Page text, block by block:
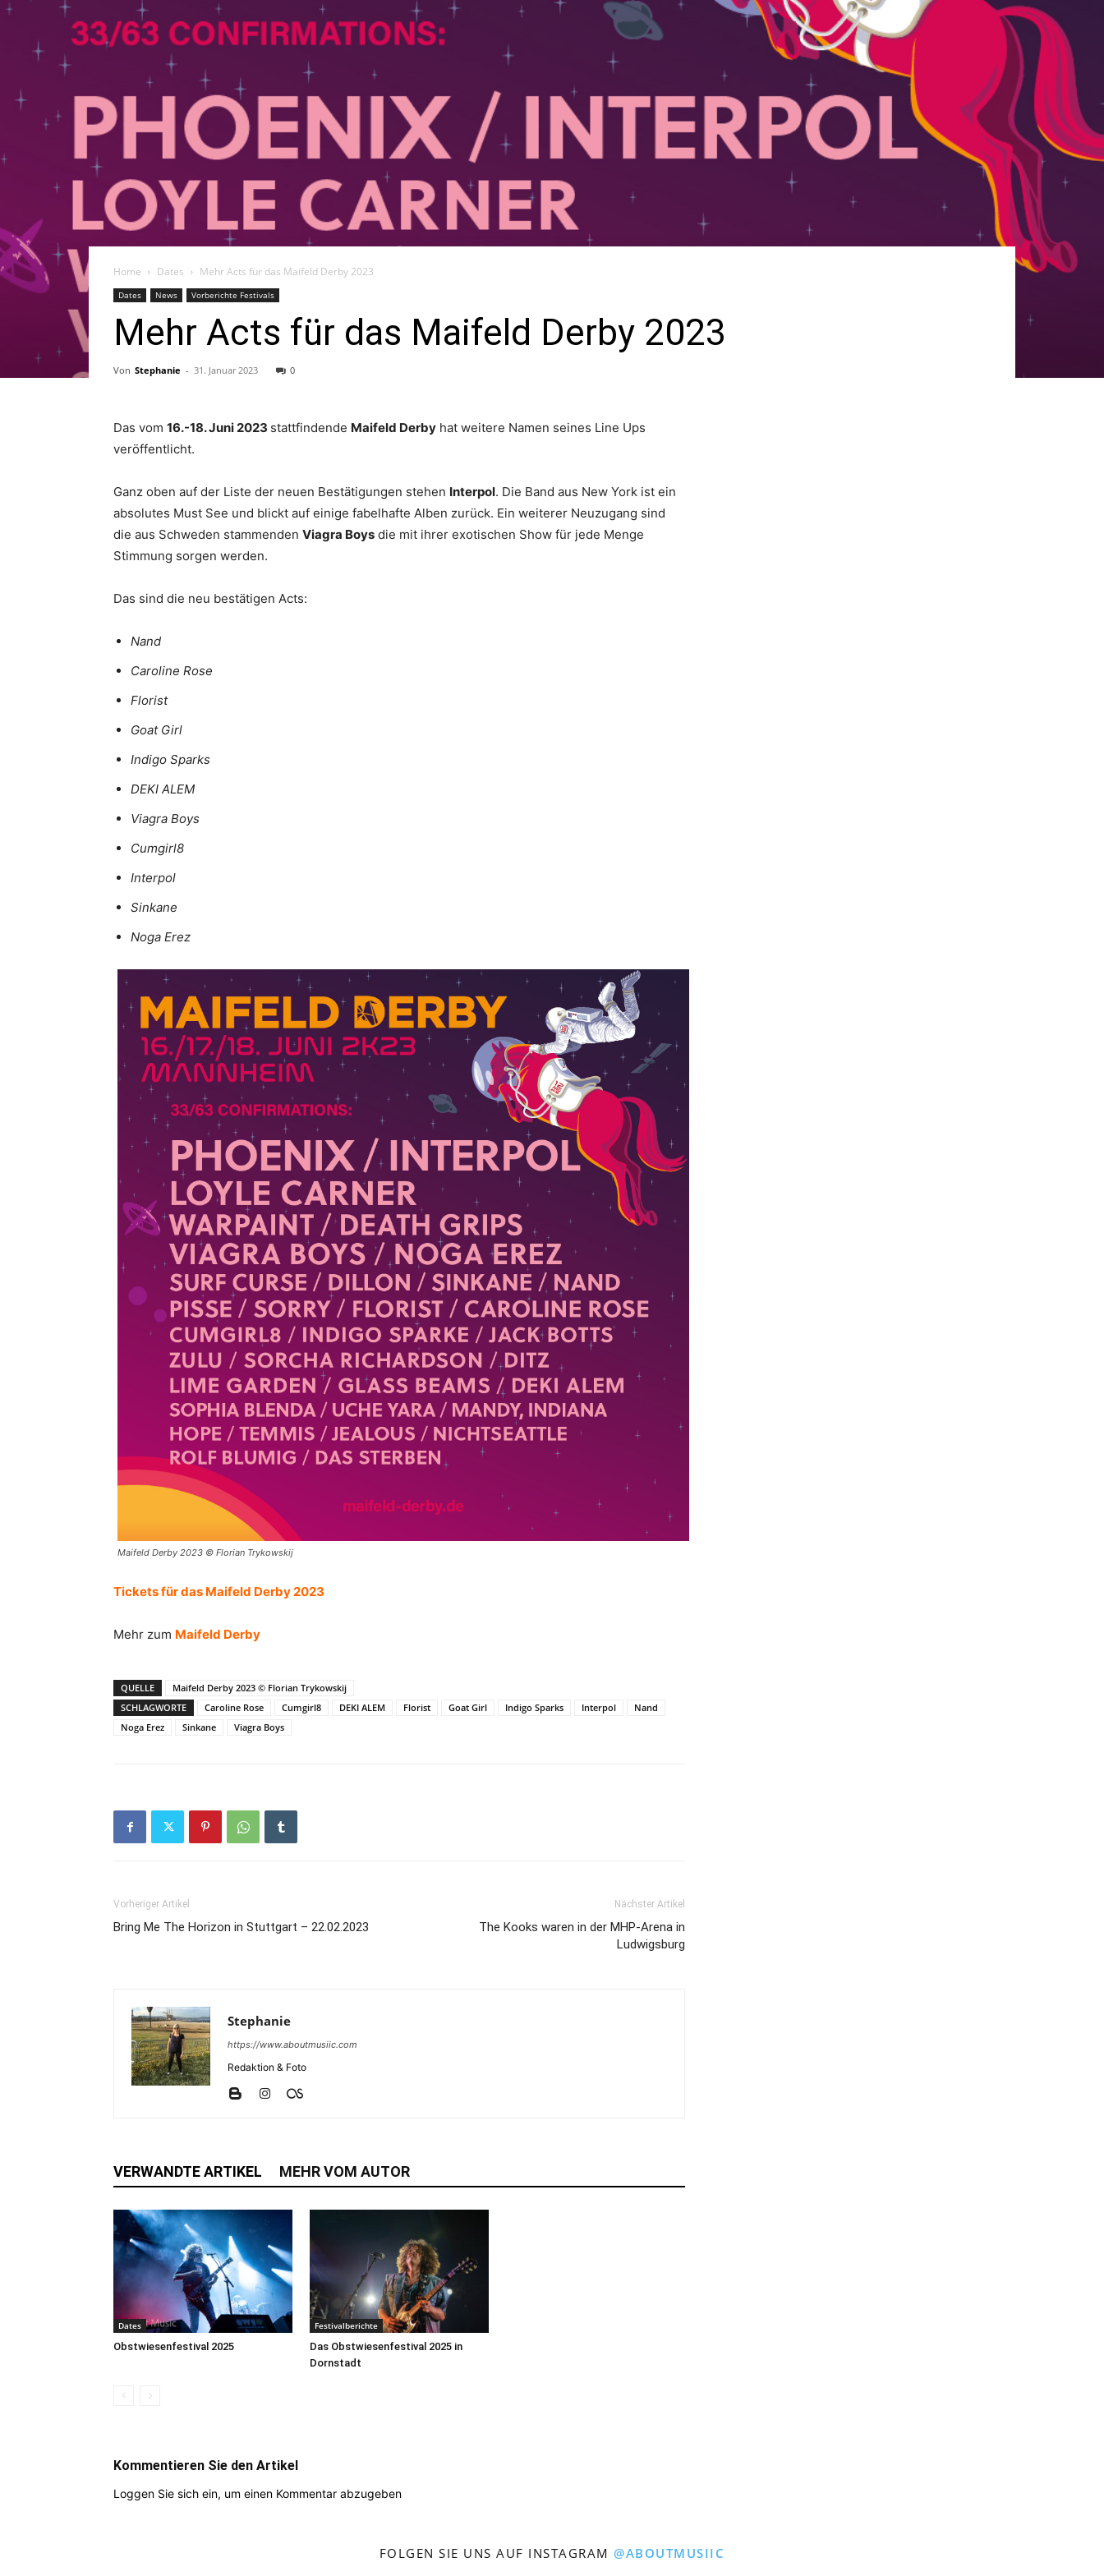
Home Dates Mehr Acts für das Maifeld Derby 2023
Dates News Vorberichte Festivals
Mehr Acts für das Maifeld Derby 2023
Von Stephanie - 31. Januar 2023 0
Das vom 16.-18. Juni 2023 stattfindende Maifeld Derby hat weitere Namen seines Line Ups
veröffentlicht.
Ganz oben auf der Liste der neuen Bestätigungen stehen Interpol. Die Band aus New York ist ein
absolutes Must See und blickt auf einige fabelhafte Alben zurück. Ein weiterer Neuzugang sind
die aus Schweden stammenden Viagra Boys die mit ihrer exotischen Show für jede Menge
Stimmung sorgen werden.
Das sind die neu bestätigen Acts:
Nand
Caroline Rose
Florist
Goat Girl
Indigo Sparks
DEKI ALEM
Viagra Boys
Cumgirl8
Interpol
Sinkane
Noga Erez
Maifeld Derby 2023 © Florian Trykowskij
Tickets für das Maifeld Derby 2023
Mehr zum Maifeld Derby
QUELLE
Maifeld Derby 2023 © Florian Trykowskij
SCHLAGWORTE
Caroline Rose Cumgirl8 DEKI ALEM Florist Goat Girl Indigo Sparks Interpol
Nand
Noga Erez
Sinkane Viagra Boys
Vorheriger Artikel
Bring Me The Horizon in Stuttgart – 22.02.2023
Nächster Artikel
The Kooks waren in der MHP-Arena in
Ludwigsburg
Stephanie
https://www.aboutmusiic.com
Redaktion & Foto
VERWANDTE ARTIKEL MEHR VOM AUTOR
Dates
Obstwiesenfestival 2025
Festivalberichte
Das Obstwiesenfestival 2025 in
Dornstadt
Kommentieren Sie den Artikel
Loggen Sie sich ein, um einen Kommentar abzugeben
FOLGEN SIE UNS AUF INSTAGRAM@ABOUTMUSIIC